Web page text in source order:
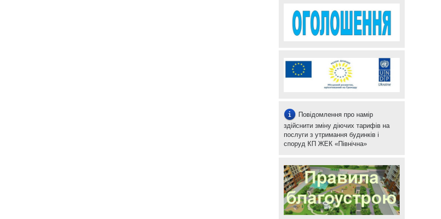
Повідомлення про намір
здійснити зміну діючих тарифів на
послуги з утримання будинків і
споруд КП ЖЕК «Північна»